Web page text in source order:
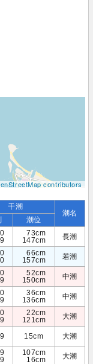
contributors
干潮
潮名
潮位
73cm
147cm
長潮
66cm
157cm
若潮
52cm
150cm
中潮
36cm
136cm
中潮
22cm
121cm
大潮
15cm 大潮
107cm
16cm
大潮